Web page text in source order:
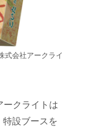
式会社アークライ
ークライトは
特設ブースを